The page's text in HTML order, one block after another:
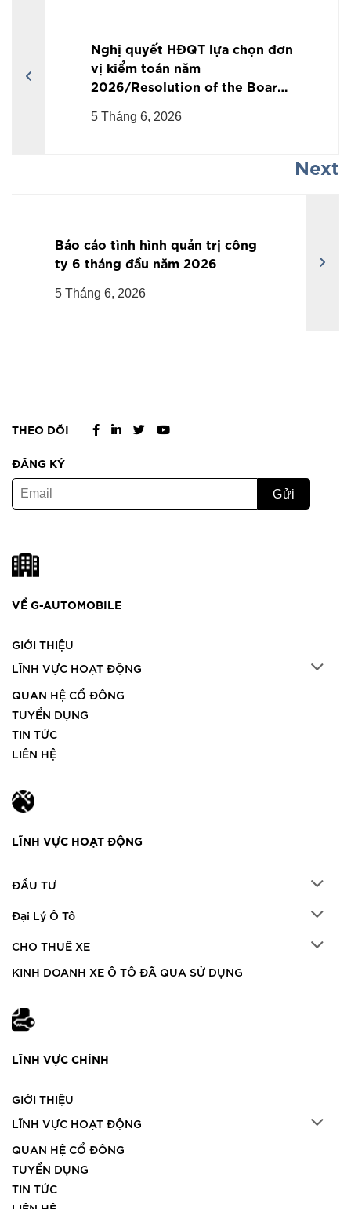
Nghị quyết HĐQT lựa chọn đơn
vị kiểm toán năm
2026/Resolution of the Board
2026 auditing firm
5 Tháng 6, 2026
Next
Báo cáo tình hình quản trị công
ty 6 tháng đầu năm 2026
5 Tháng 6, 2026
THEO DÕI
ĐĂNG KÝ
VỀ G-AUTOMOBILE
GIỚI THIỆU
LĨNH VỰC HOẠT ĐỘNG
QUAN HỆ CỔ ĐÔNG
TUYỂN DỤNG
TIN TỨC
LIÊN HỆ
LĨNH VỰC HOẠT ĐỘNG
ĐẦU TƯ
Đại Lý Ô Tô
CHO THUÊ XE
KINH DOANH XE Ô TÔ ĐÃ QUA SỬ DỤNG
LĨNH VỰC CHÍNH
GIỚI THIỆU
LĨNH VỰC HOẠT ĐỘNG
QUAN HỆ CỔ ĐÔNG
TUYỂN DỤNG
TIN TỨC